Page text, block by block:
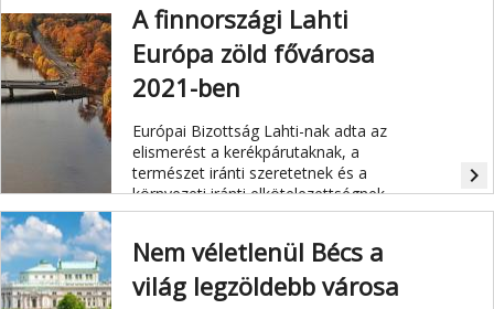
A finnországi Lahti
Európa zöld fővárosa
2021-ben
Európai Bizottság Lahti-nak adta az
elismerést a kerékpárutaknak, a
természet iránti szeretetnek és a
környezeti iránti elkötelezettségnek
köszönhetően.
navigate_next
Nem véletlenül Bécs a
világ legzöldebb városa